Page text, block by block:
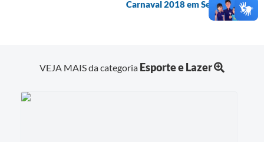
Carnaval 2018 em Serro
VEJA MAIS da categoria Esporte e Lazer